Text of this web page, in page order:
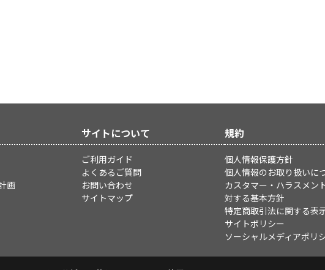
画
サイトについて
ご利用ガイド
よくあるご質問
お問い合わせ
サイトマップ
規約
個人情報保護方針
個人情報のお取り扱いに
カスタマー・ハラスメン
対する基本方針
特定商取引法に関する表
サイトポリシー
ソーシャルメディアポリ